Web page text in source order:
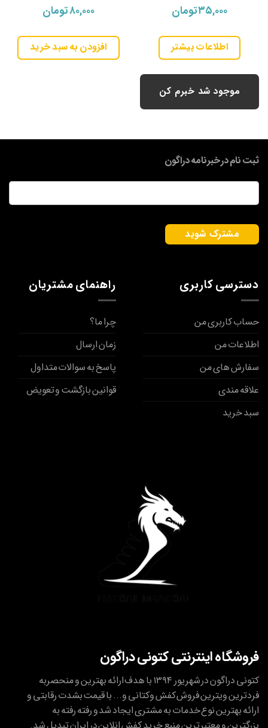
۳۵,۰۰۰تومان
اطلاعات بیشتر
موجود شد خبرم کن
۸۰,۰۰۰تومان
افزودن به سبد خرید
دسترسی کاربری
حساب کاربری من
اطلاعات من
سفارش های من
علاقه مندی
سبد خرید
ثبت نام در خبرنامه دراگون
ایمیل*
راهنمای مشتریان
چرا ما؟
زمان ارسال
پاسخ به سوالات متداول
قوانین بازگشت و تعویض
فروشگاه اینترنتی کتونی دراگون
کتونی دراگون در شهریور ۱۳۹۴ با هدف ارائه بهترین و منحصربه
فردترین ویترین فروش کفش وکتانی و... با قیمت بشدت رقابتی و
ارائه بهترین نوع خدمات به مشتری ایجاد شد و رفته رفته به